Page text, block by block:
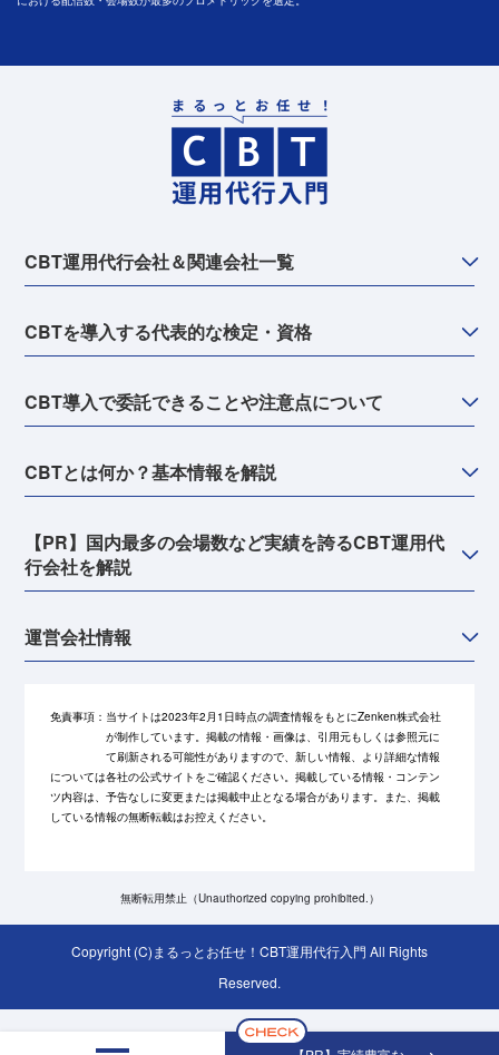
CBT運用代行会社＆関連会社一覧
CBTを導入する代表的な検定・資格
CBT導入で委託できることや注意点について
CBTとは何か？基本情報を解説
【PR】国内最多の会場数など実績を誇るCBT運用代
行会社を解説
運営会社情報
免責事項： 当サイトは2023年2月1日時点の調査情報をもとにZenken株式会社
が制作しています。掲載の情報・画像は、引用元もしくは参照元に
て刷新される可能性がありますので、新しい情報、より詳細な情報
については各社の公式サイトをご確認ください。掲載している情報・コンテン
ツ内容は、予告なしに変更または掲載中止となる場合があります。また、掲載
している情報の無断転載はお控えください。
無断転用禁止（Unauthorized copying prohibited.）
Copyright (C)まるっとお任せ！CBT運用代行入門 All Rights
Reserved.